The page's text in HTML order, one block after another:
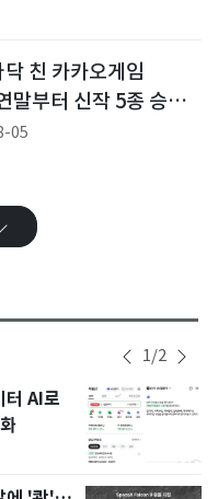
닥 친 카카오게임
부터 신작 5종 승부
05
1/2
터 AI로